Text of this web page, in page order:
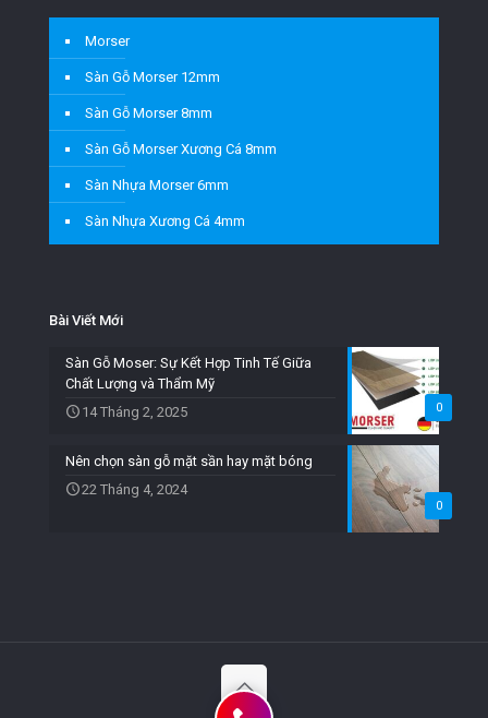
Morser
Sàn Gỗ Morser 12mm
Sàn Gỗ Morser 8mm
Sàn Gỗ Morser Xương Cá 8mm
Sàn Nhựa Morser 6mm
Sàn Nhựa Xương Cá 4mm
Bài Viết Mới
0
Sàn Gỗ Moser: Sự Kết Hợp Tinh Tế Giữa
Chất Lượng và Thẩm Mỹ
14 Tháng 2, 2025
0
Nên chọn sàn gỗ mặt sần hay mặt bóng
22 Tháng 4, 2024